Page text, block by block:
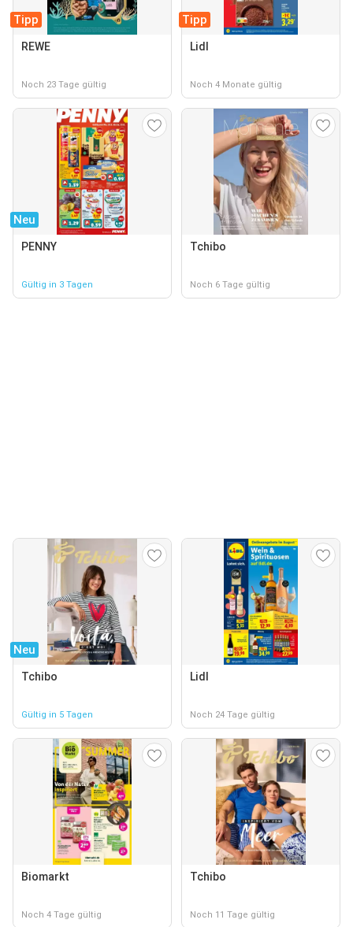
Tipp
REWE
Noch 23 Tage gültig
Tipp
Lidl
Noch 4 Monate gültig
Neu
PENNY
Gültig in 3 Tagen
Tchibo
Noch 6 Tage gültig
Neu
Tchibo
Gültig in 5 Tagen
Lidl
Noch 24 Tage gültig
Biomarkt
Noch 4 Tage gültig
Tchibo
Noch 11 Tage gültig